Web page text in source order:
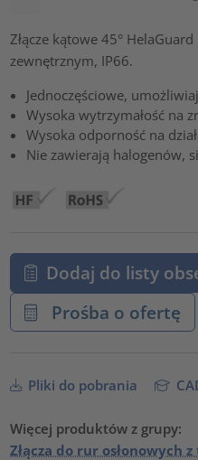
Złącze kątowe 45°
zewnętrznym, IP66.
Jednoczęściowe,
Wysoka wytrzymałość na
Wysoka odporność na
Nie zawierają halogenów,
Dodaj do listy
Prośba o ofertę
Pliki do pobrania
Więcej produktów z grupy:
Złącza do rur osłonowych